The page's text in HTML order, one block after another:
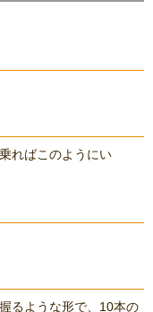
ればこのようにい
るような形で、10本の